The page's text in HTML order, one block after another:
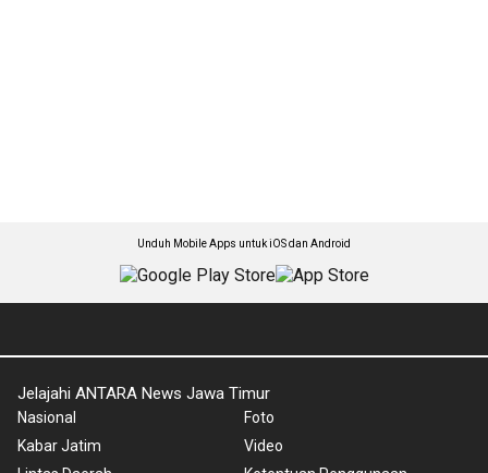
Unduh Mobile Apps untuk iOS dan Android
Jelajahi ANTARA News Jawa Timur
Nasional
Kabar Jatim
Foto
Video